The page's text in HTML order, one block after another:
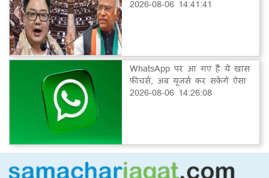
2026-08-06 14:41:41
WhatsApp पर आ गए हैं ये खास
फीचर्स, अब यूजर्स कर सकेंगे ऐसा
2026-08-06 14:26:08